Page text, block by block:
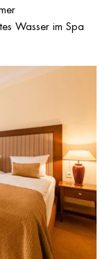
Wasser im Spa